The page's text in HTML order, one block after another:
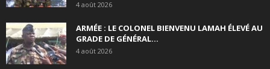
4 août 2026
ARMÉE : LE COLONEL BIENVENU LAMAH ÉLEVÉ AU
GRADE DE GÉNÉRAL...
4 août 2026